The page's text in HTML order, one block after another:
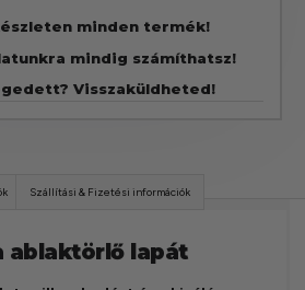
minden termék!
mindig számíthatsz!
Visszaküldheted!
Szállítási & Fizetési információk
ablaktörlő lapát